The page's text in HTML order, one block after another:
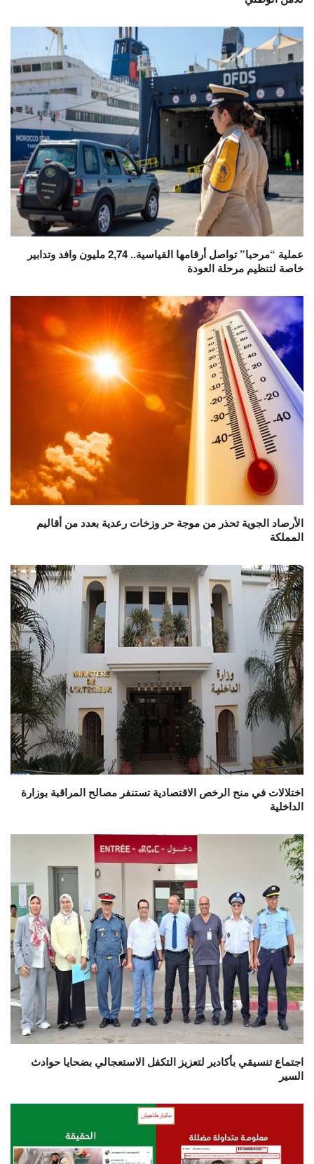
عملية “مرحبا” تواصل أرقامها القياسية.. 2,74 مليون وافد وتدابير
خاصة لتنظيم مرحلة العودة
الأرصاد الجوية تحذر من موجة حر وزخات رعدية بعدد من أقاليم
المملكة
اختلالات في منح الرخص الاقتصادية تستنفر مصالح المراقبة بوزارة
الداخلية
اجتماع تنسيقي بأكادير لتعزيز التكفل الاستعجالي بضحايا حوادث
السير